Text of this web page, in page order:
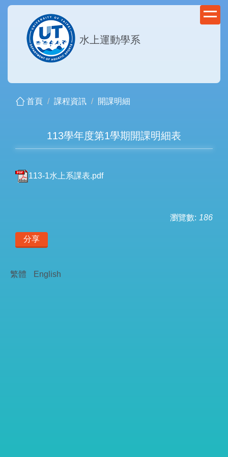
跳
區
水上運動學系
首頁 課程資訊 開課明細
113學年度第1學期開課明細表
113-1水上系課表.pdf
瀏覽數: 186
分享
繁體 English